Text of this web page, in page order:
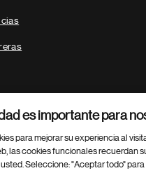
Novartis AG
es importante para
para mejorar su experiencia al
las cookies funcionales recuerdan
Seleccione: "Aceptar todo"